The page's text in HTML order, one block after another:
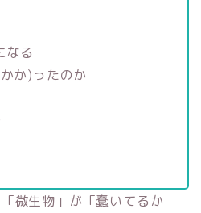
なる
か)ったのか
微生物」が「蠢いてるか